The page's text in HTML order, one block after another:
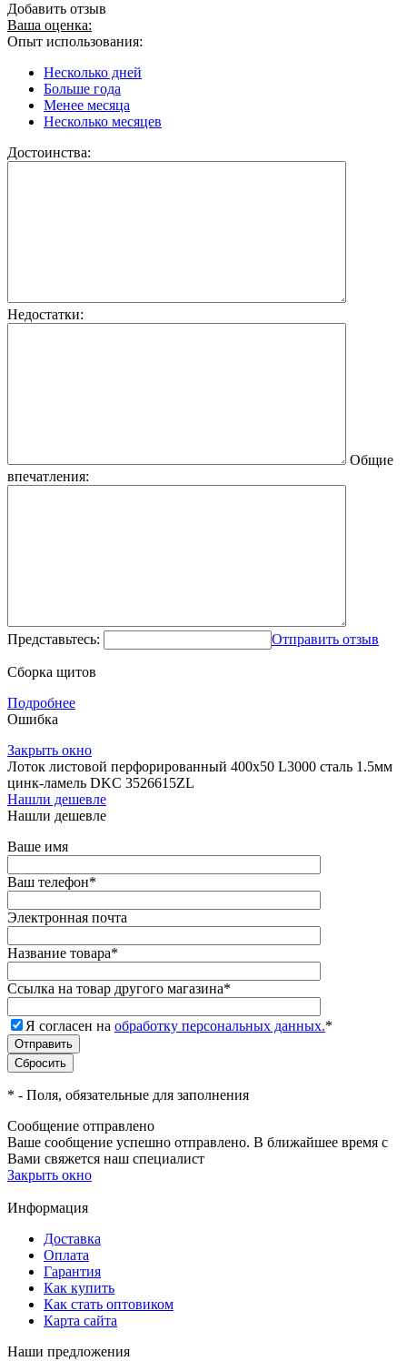
Добавить отзыв
Ваша оценка:
Опыт использования:
Несколько дней
Больше года
Менее месяца
Несколько месяцев
Достоинства:
Недостатки:
Общие
впечатления:
Представьтесь: Отправить отзыв
Сборка щитов
Подробнее
Ошибка
Закрыть окно
Лоток листовой перфорированный 400х50 L3000 сталь 1.5мм
цинк-ламель DKC 3526615ZL
Нашли дешевле
Нашли дешевле
Ваше имя
Ваш телефон*
Электронная почта
Название товара*
Ссылка на товар другого магазина*
Я согласен на обработку персональных данных.*
* - Поля, обязательные для заполнения
Сообщение отправлено
Ваше сообщение успешно отправлено. В ближайшее время с
Вами свяжется наш специалист
Закрыть окно
Информация
Доставка
Оплата
Гарантия
Как купить
Как стать оптовиком
Карта сайта
Наши предложения